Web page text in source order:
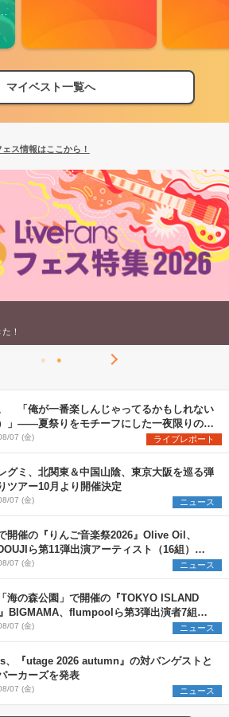
マイベスト一覧へ
ス情報はここから！
】2026年上半期編発表！
ェス情報はここから！
】2026年上半期編発表！
！
「俺が一番楽しんじゃってるかもしれない
）」――夏祭りをモチーフにした一夜限りのス
ルライブ『色祭』レポート
07 (金) ライブレポート
グミ、北関東＆中国山陰、東京大阪を巡る弾
ツアー10月より開催決定
07 (金) ニュース
開催の『りんご音楽祭2026』Olive Oil、
ら第11弾出演アーティスト（16組）を
07 (金) ニュース
海の森公園」で開催の『TOKYO ISLAND
BIGMAMA、flumpoolら第3弾出演者7組を
ークショップ・アート出展者を募集
07 (金) ニュース
、『utage 2026 autumn』の対バンゲストと
ーカーズを発表
07 (金) ニュース